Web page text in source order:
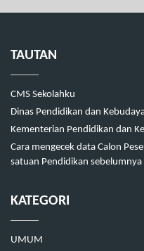
TAUTAN
CMS Sekolahku
Dinas Pendidikan dan
Kementerian Pendidikan dan
Cara mengecek data Calon
satuan Pendidikan sebelumnya
KATEGORI
UMUM